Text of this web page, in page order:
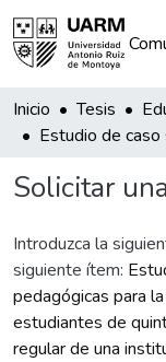
Inicio Tesis
Solicitar
Introduzca la
siguiente ítem:
pedagógicas para
estudiantes de
regular de una